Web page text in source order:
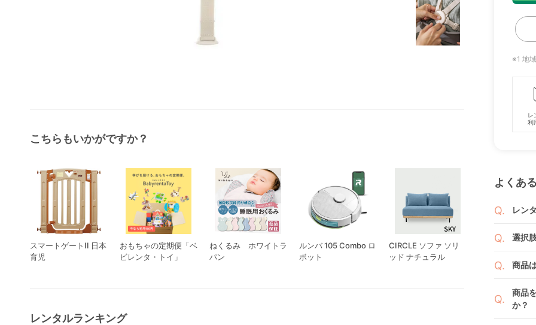
※1 地
レ
利
よくあ
レン
りま
者（
選択
です
くか
い。
商品
す。
新品
商品
か？
こちらもいかがですか？
スマートゲートII 日本
育児
おもちゃの定期便「ベ
ビレンタ・トイ」
ねくるみ ホワイトラ
パン
ルンバ 105 Combo ロ
ボット
CIRCLE ソファ ソリ
ッド ナチュラル
バウンサー ブ
レンタルランキング